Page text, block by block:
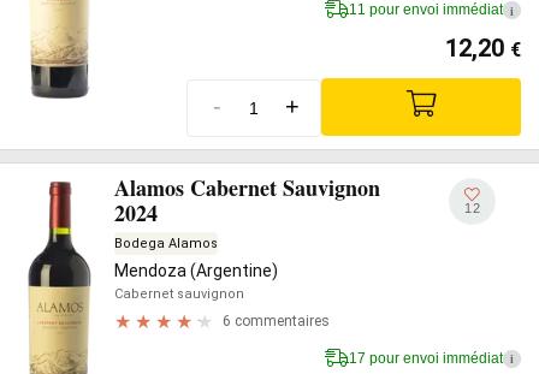
11 pour envoi immédiat i
12,20 €
- +
Alamos Cabernet Sauvignon
2024
Bodega Alamos
Mendoza (Argentine)
Cabernet sauvignon
6 commentaires
12
17 pour envoi immédiat i